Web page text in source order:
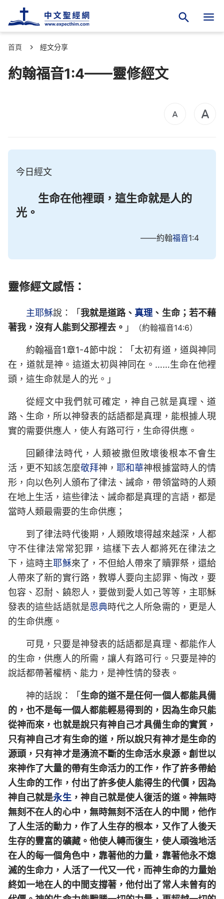
首頁 經文分享
約翰福音1:4——靈修經文
今日經文
生命在他裡頭，這生命就是人的
光。
——約翰福音1:4
靈修經文感悟：
主耶穌說：「 我就是道路、 真理 、生命；若不藉
著我，沒有人能到父那裡去。 」 （約翰福音14:6）
約翰福音1章1-4節中說：「太初有道，道與神同
在，道就是神。這道太初與神同在。……生命在他裡
頭，這生命就是人的光。」
從經文中我們就可確定，神自己就是真理、道
路、生命，所以神發表的話語都是真理，能根據人現
實的需要供應人，使人有路可行，生命得供應。
回顧律法時代，人類被撒但敗壞後根本不會生
活，更不知該怎麼敬拜神，耶和華神根據當時人的情
形，向以色列人頒布了律法、誡命，帶領當時的人類
在地上生活，這些律法、誡命都是真理的言語，都是
當時人類最需要的生命供應；
到了律法時代後期，人類敗壞得越來越深，人都
守不住律法常常犯罪，這樣下去人都將死在律法之
下，這時主耶穌來了，不但給人帶來了贖罪祭，還給
人帶來了新的實行路，教導人要向主認罪、悔改，要
包容、忍耐、饒恕人，要做到愛人如己等等，主耶穌
發表的這些話語就是恩典時代之人所急需的，更是人
的生命供應。
可見，只要是神發表的話語都是真理、都能作人
的生命，供應人的所需，讓人有路可行。只要是神的
說話都帶著權柄、能力，是神性情的發表。
神的話說：「 生命的道不是任何一個人都能具備
的，也不是每一個人都能輕易得到的，因為生命只能
從神而來，也就是說只有神自己才具備生命的實質，
只有神自己才有生命的道，所以說只有神才是生命的
源頭，只有神才是湧流不斷的生命活水泉源。創世以
來神作了大量的帶有生命活力的工作，作了許多帶給
人生命的工作，付出了許多使人能得生的代價，因為
神自己就是永生 ，神自己就是使人復活的道。神無時
無刻不在人的心中，無時無刻不活在人的中間，他作
了人生活的動力，作了人生存的根本，又作了人後天
生存的豐富的礦藏。他使人轉而復生，使人頑強地活
在人的每一個角色中，靠著他的力量，靠著他永不熄
滅的生命力，人活了一代又一代，而神生命的力量始
終如一地在人的中間支撐著，他付出了常人未曾有的